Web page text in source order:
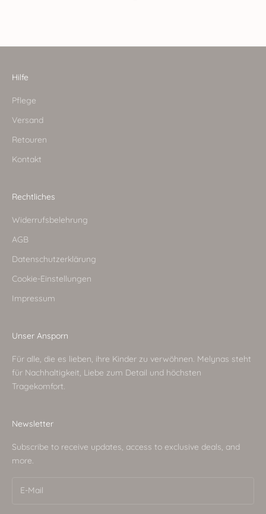
Hilfe
Pflege
Versand
Retouren
Kontakt
Rechtliches
Widerrufsbelehrung
AGB
Datenschutzerklärung
Cookie-Einstellungen
Impressum
Unser Ansporn
Für alle, die es lieben, ihre Kinder zu verwöhnen. Melynas steht
für Nachhaltigkeit, Liebe zum Detail und höchsten
Tragekomfort.
Newsletter
Subscribe to receive updates, access to exclusive deals, and
more.